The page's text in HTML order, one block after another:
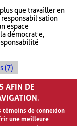
que travailler en
espace
démocratie,
(7)
AFIN DE
témoins de connexion
une meilleure